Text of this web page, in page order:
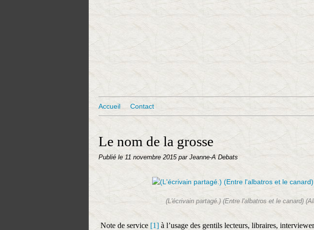
Accueil Contact
Le nom de la grosse
Publié le 11 novembre 2015 par Jeanne-A Debats
(L'écrivain partagé.) (Entre l'albatros et le canard)
Note de service [1] à l’usage des gentils lecteurs, libraires,